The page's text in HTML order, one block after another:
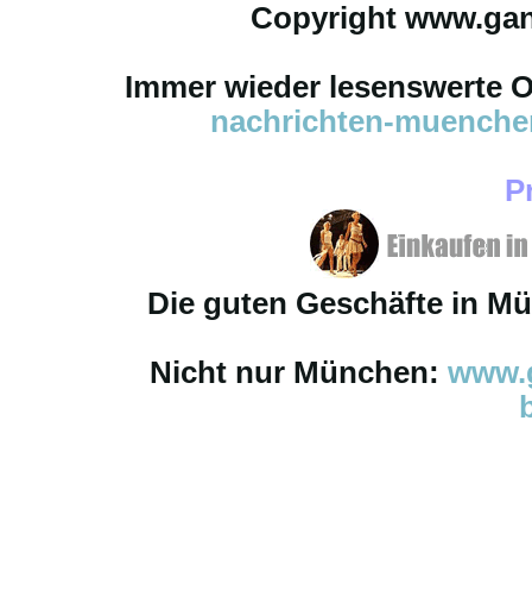
Copyright
Immer wieder lesenswerte
nachrichten-
Die guten Geschäfte in
Nicht nur München: